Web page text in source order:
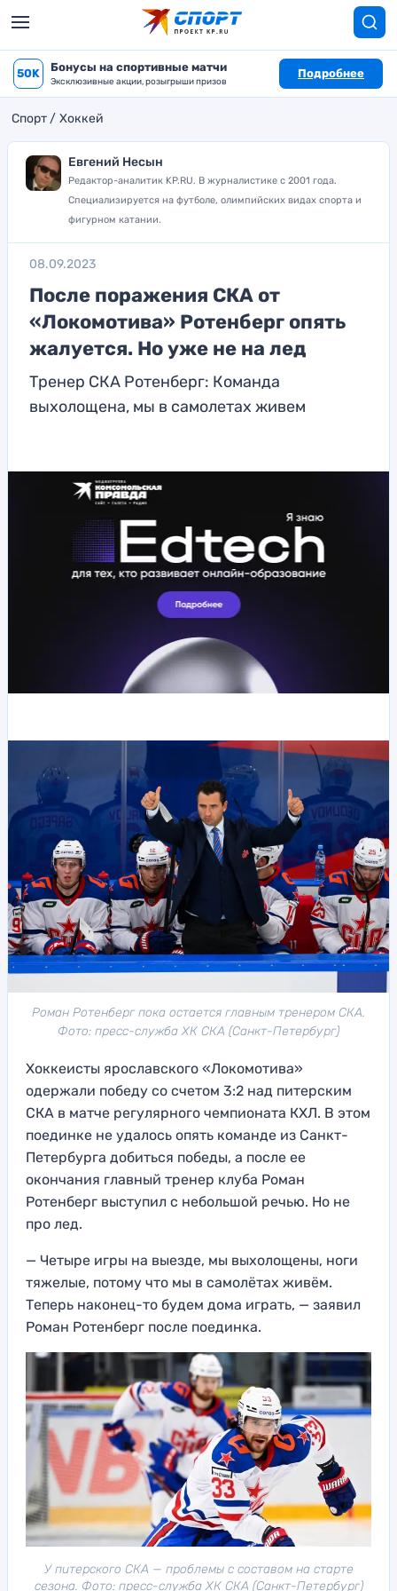
50K Бонусы на спортивные матчи
Эксклюзивные акции, розыгрыши призов
Подробнее
Спорт Хоккей
Евгений Несын
Редактор-аналитик KP.RU. В журналистике с 2001 года.
Специализируется на футболе, олимпийских видах спорта и
фигурном катании.
08.09.2023
После поражения СКА от
«Локомотива» Ротенберг опять
жалуется. Но уже не на лед
Тренер СКА Ротенберг: Команда
выхолощена, мы в самолетах живем
Роман Ротенберг пока остается главным тренером СКА.
Фото: пресс-служба ХК СКА (Санкт-Петербург)
Хоккеисты ярославского «Локомотива»
одержали победу со счетом 3:2 над питерским
СКА в матче регулярного чемпионата КХЛ. В этом
поединке не удалось опять команде из Санкт-
Петербурга добиться победы, а после ее
окончания главный тренер клуба Роман
Ротенберг выступил с небольшой речью. Но не
про лед.
— Четыре игры на выезде, мы выхолощены, ноги
тяжелые, потому что мы в самолётах живём.
Теперь наконец-то будем дома играть, — заявил
Роман Ротенберг после поединка.
У питерского СКА — проблемы с составом на старте
сезона. Фото: пресс-служба ХК СКА (Санкт-Петербург)